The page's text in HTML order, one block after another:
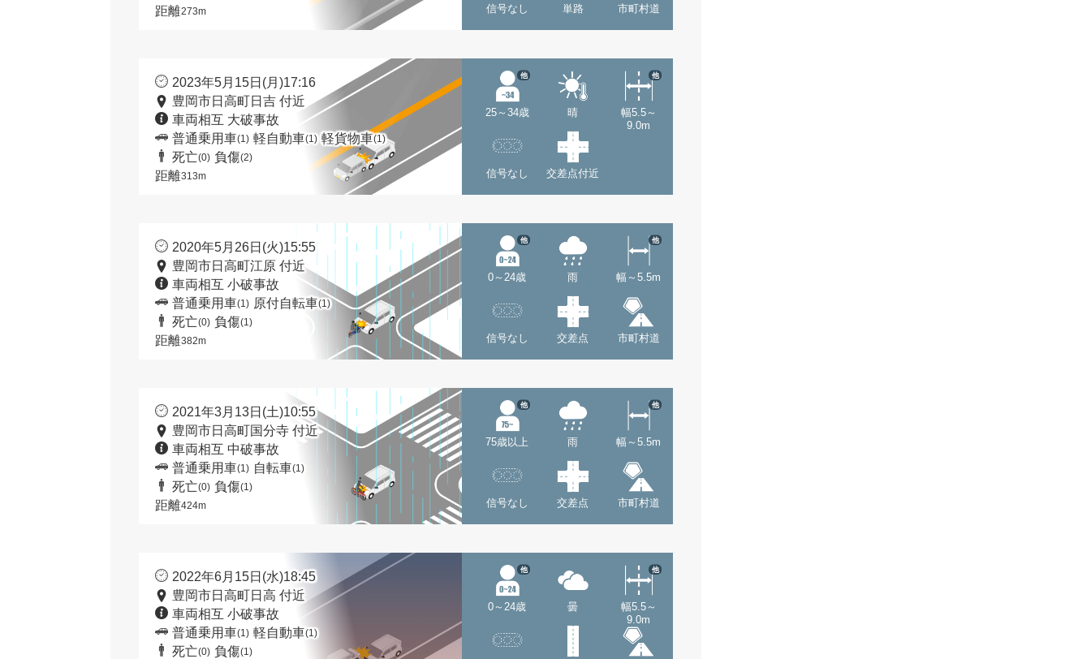
距離273m 信号なし 単路 市町村道
2023年5月15日(月)17:16
豊岡市日高町日吉 付近
車両相互 大破事故
普通乗用車(1) 軽自動車(1) 軽貨物車(1)
死亡(0) 負傷(2)
距離313m
25～34歳
他
晴
幅5.5～
9.0m
他
信号なし 交差点付近
2020年5月26日(火)15:55
豊岡市日高町江原 付近
車両相互 小破事故
普通乗用車(1) 原付自転車(1)
死亡(0) 負傷(1)
距離382m
0～24歳
他
雨 幅～5.5m
他
信号なし 交差点 市町村道
2021年3月13日(土)10:55
豊岡市日高町国分寺 付近
車両相互 中破事故
普通乗用車(1) 自転車(1)
死亡(0) 負傷(1)
距離424m
75歳以上
他
雨 幅～5.5m
他
信号なし 交差点 市町村道
2022年6月15日(水)18:45
豊岡市日高町日高 付近
車両相互 小破事故
普通乗用車(1) 軽自動車(1)
死亡(0) 負傷(1)
0～24歳
他
曇
幅5.5～
9.0m
他